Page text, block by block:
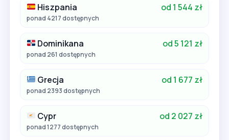
Hiszpania od 1 544 zł
ponad 4217 dostępnych
Dominikana od 5 121 zł
ponad 261 dostępnych
Grecja od 1 677 zł
ponad 2393 dostępnych
Cypr od 2 027 zł
ponad 1277 dostępnych